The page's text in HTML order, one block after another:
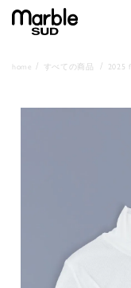
home すべての商品 2025